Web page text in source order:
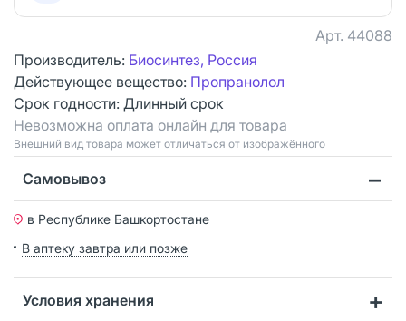
Арт. 44088
Производитель: Биосинтез, Россия
Действующее вещество: Пропранолол
Срок годности: Длинный срок
Невозможна оплата онлайн для товара
Bнешний вид товара может отличаться от изображённого
Самовывоз
в Республике Башкортостане
В аптеку завтра или позже
Условия хранения